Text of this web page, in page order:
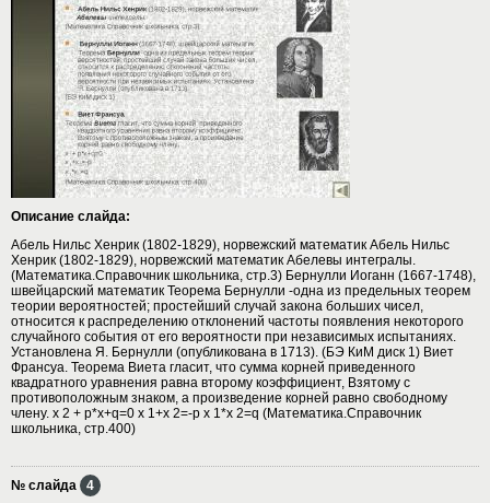
Описание слайда:
Абель Нильс Хенрик (1802-1829), норвежский математик Абель Нильс
Хенрик (1802-1829), норвежский математик Абелевы интегралы.
(Математика.Справочник школьника, стр.3) Бернулли Иоганн (1667-1748),
швейцарский математик Теорема Бернулли -одна из предельных теорем
теории вероятностей; простейший случай закона больших чисел,
относится к распределению отклонений частоты появления некоторого
случайного события от его вероятности при независимых испытаниях.
Установлена Я. Бернулли (опубликована в 1713). (БЭ КиМ диск 1) Виет
Франсуа. Теорема Виета гласит, что сумма корней приведенного
квадратного уравнения равна второму коэффициент, Взятому с
противоположным знаком, а произведение корней равно свободному
члену. x 2 + p*x+q=0 x 1+x 2=-p x 1*x 2=q (Математика.Справочник
школьника, стр.400)
№ слайда 4